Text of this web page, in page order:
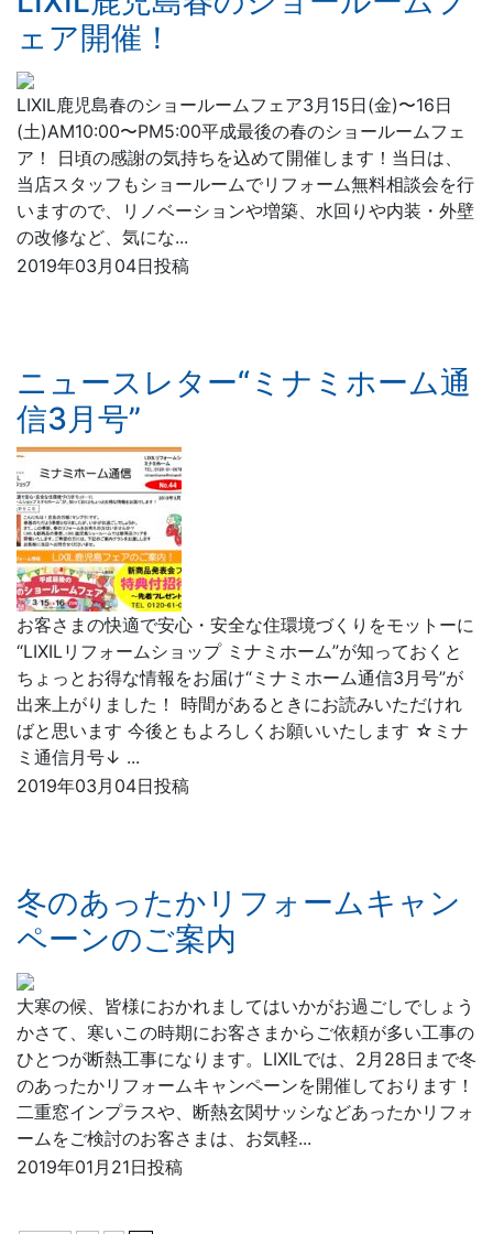
ェア開催！
LIXIL鹿児島春のショールームフェア3月15日(金)〜16日
(土)AM10:00〜PM5:00平成最後の春のショールームフェ
ア！ 日頃の感謝の気持ちを込めて開催します！当日は、
当店スタッフもショールームでリフォーム無料相談会を行
いますので、リノベーションや増築、水回りや内装・外壁
の改修など、気にな...
2019年03月04日投稿
ニュースレター“ミナミホーム通
信3月号”
お客さまの快適で安心・安全な住環境づくりをモットーに
“LIXILリフォームショップ ミナミホーム”が知っておくと
ちょっとお得な情報をお届け“ミナミホーム通信3月号”が
出来上がりました！ 時間があるときにお読みいただけれ
ばと思います 今後ともよろしくお願いいたします ☆ミナ
ミ通信月号↓ ...
2019年03月04日投稿
冬のあったかリフォームキャン
ペーンのご案内
大寒の候、皆様におかれましてはいかがお過ごしでしょう
かさて、寒いこの時期にお客さまからご依頼が多い工事の
ひとつが断熱工事になります。LIXILでは、2月28日まで冬
のあったかリフォームキャンペーンを開催しております！
二重窓インプラスや、断熱玄関サッシなどあったかリフォ
ームをご検討のお客さまは、お気軽...
2019年01月21日投稿